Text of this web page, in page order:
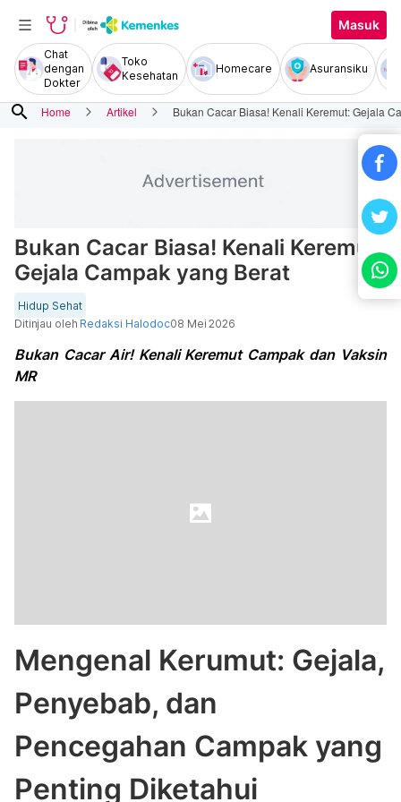
Masuk
Chat
dengan
Dokter
Toko
Kesehatan
Homecare Asuransiku
search Home Artikel Bukan Cacar Biasa! Kenali Keremut: Gejala
Bukan Cacar Biasa! Kenali Keremut:
Gejala Campak yang Berat
Hidup Sehat
Ditinjau oleh Redaksi Halodoc08 Mei 2026
Bukan Cacar Air! Kenali Keremut Campak dan Vaksin
MR
Mengenal Kerumut: Gejala,
Penyebab, dan
Pencegahan Campak yang
Penting Diketahui